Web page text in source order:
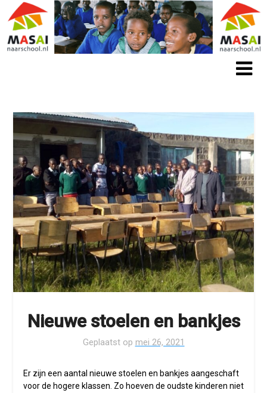
Nieuwe stoelen en bankjes
Geplaatst op mei 26, 2021
Er zijn een aantal nieuwe stoelen en bankjes aangeschaft
voor de hogere klassen. Zo hoeven de oudste kinderen niet